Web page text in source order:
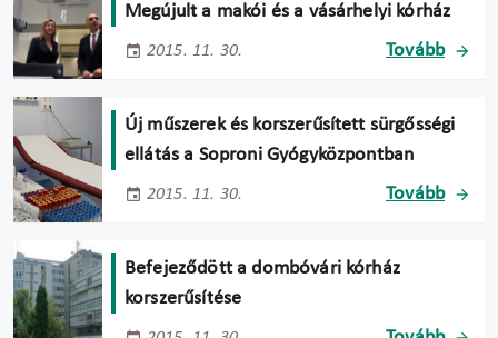
Megújult a makói és a vásárhelyi kórház
2015. 11. 30. Tovább
Új műszerek és korszerűsített sürgősségi
ellátás a Soproni Gyógyközpontban
2015. 11. 30. Tovább
Befejeződött a dombóvári kórház
korszerűsítése